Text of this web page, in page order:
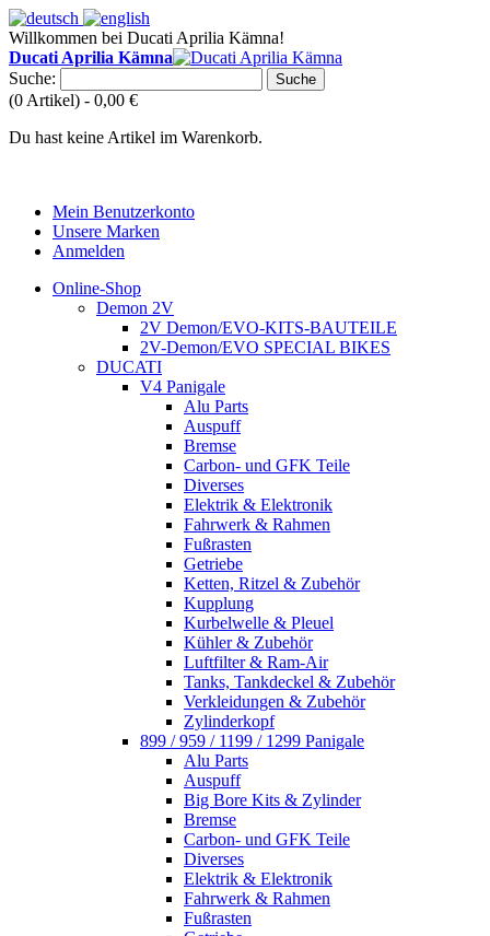
Willkommen bei Ducati Aprilia Kämna!
Ducati Aprilia Kämna
Suche:
Suche
(0 Artikel) - 0,00 €
Du hast keine Artikel im Warenkorb.
Mein Benutzerkonto
Unsere Marken
Anmelden
Online-Shop
Demon 2V
2V Demon/EVO-KITS-BAUTEILE
2V-Demon/EVO SPECIAL BIKES
DUCATI
V4 Panigale
Alu Parts
Auspuff
Bremse
Carbon- und GFK Teile
Diverses
Elektrik & Elektronik
Fahrwerk & Rahmen
Fußrasten
Getriebe
Ketten, Ritzel & Zubehör
Kupplung
Kurbelwelle & Pleuel
Kühler & Zubehör
Luftfilter & Ram-Air
Tanks, Tankdeckel & Zubehör
Verkleidungen & Zubehör
Zylinderkopf
899 / 959 / 1199 / 1299 Panigale
Alu Parts
Auspuff
Big Bore Kits & Zylinder
Bremse
Carbon- und GFK Teile
Diverses
Elektrik & Elektronik
Fahrwerk & Rahmen
Fußrasten